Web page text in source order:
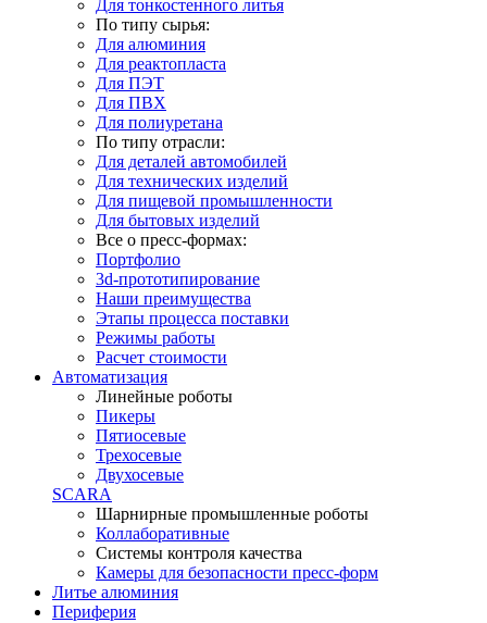
Для тонкостенного литья
По типу сырья:
Для алюминия
Для реактопласта
Для ПЭТ
Для ПВХ
Для полиуретана
По типу отрасли:
Для деталей автомобилей
Для технических изделий
Для пищевой промышленности
Для бытовых изделий
Все о пресс-формах:
Портфолио
3d-прототипирование
Наши преимущества
Этапы процесса поставки
Режимы работы
Расчет стоимости
Автоматизация
Линейные роботы
Пикеры
Пятиосевые
Трехосевые
Двухосевые
SCARA
Шарнирные промышленные роботы
Коллаборативные
Системы контроля качества
Камеры для безопасности пресс-форм
Литье алюминия
Периферия